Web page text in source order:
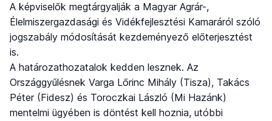
A képviselők megtárgyalják a Magyar Agrár-,
Élelmiszergazdasági és Vidékfejlesztési Kamaráról szóló
jogszabály módosítását kezdeményező előterjesztést
is.
A határozathozatalok kedden lesznek. Az
Országgyűlésnek Varga Lőrinc Mihály (Tisza), Takács
Péter (Fidesz) és Toroczkai László (Mi Hazánk)
mentelmi ügyében is döntést kell hoznia, utóbbi